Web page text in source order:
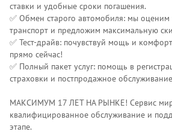
ставки и удобные сроки погашения.
✅ Обмен старого автомобиля: мы оценим
транспорт и предложим максимальную
✅ Тест-драйв: почувствуй мощь и
прямо сейчас!
✅ Полный пакет услуг: помощь в
страховки и постпродажное
МАКСИМУМ 17 ЛЕТ НА РЫНКЕ! Сервис
квалифицированное обслуживание и
этапе.